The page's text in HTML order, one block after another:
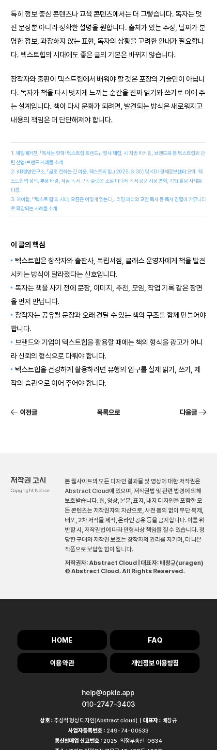
특히 정보 중심 콘텐츠나 교육 콘텐츠에서는 더 그렇습니다. 독자는 멋
진 문장뿐 아니라 정확한 설명을 원합니다. 출처가 있는 주장, 날짜가 분
명한 정보, 과장하지 않는 표현, 독자의 상황을 고려한 안내가 필요합니
다. 텍스트힙의 시대에도 좋은 글의 기본은 바뀌지 않습니다.
창작자와 출판이 텍스트힙에서 배워야 할 것은 포장의 기술만이 아닙니
다. 독자가 책을 다시 멋지게 느끼는 순간을 진짜 읽기와 쓰기로 이어 주
는 설계입니다. 책이 다시 문화가 되려면, 발견되는 방식은 새로워지고
내용의 책임은 더 단단해져야 합니다.
1: 제일매거진, 「독서는 핫해! 텍스트힙 트렌드」. 필사 체험, 시 처방 마케팅, 브랜드북 등 텍스트힙과 관
련 산업·브랜드 사례를 소개.
2: KB경영연구소, 「글로 전하는 긴 여운, 텍스트의 힘」(2025.6.30) 및 KDI 경제정보센터 요약. 텍
스트힙의 정의, 부상 배경, 서점·독서 구독 플랫폼·소셜 미디어·독서 용품 시장 변화, 기업 활용 사례를
다룸.
3: 헤이팝, 「‘텍스트 힙’의 시대, 요즘은 이렇게 읽는다」. 리딩 파티와 교환 독서 등 독서 경험이 커뮤니티
로 확장되는 사례를 소개.
이 글의 핵심
텍스트힙은 창작자와 출판사, 독립서점, 클래스 운영자에게 책을 발견
시키는 방식이 달라졌다는 신호입니다.
독자는 책을 사기 전에 문장, 이미지, 추천, 모임, 작업 기록 같은 장면
을 먼저 만납니다.
창작자는 공유될 문장과 오래 견딜 수 있는 책의 구조를 함께 만들어야
합니다.
브랜드와 기업이 텍스트힙을 활용할 때에는 책의 형식을 광고가 아니
라 신뢰의 형식으로 다뤄야 합니다.
텍스트힙을 건강하게 활용하려면 유행의 입구를 실제 읽기, 쓰기, 제
작의 습관으로 이어 주어야 합니다.
이전글 목록으로 다음글
저작권 고시
Copyright Notice
본 웹사이트의 모든 디자인 결과물 및 영상에 대한 저작권은
Abstract Cloud에 있으며, 저작권법 및 관련 법령에 의해
보호받습니다. 웹, 영상, 본문, 표지, 내지 디자인을 포함한 모
든 콘텐츠는 저작권자의 자산으로, 사전 동의 없이 무단 복제,
배포, 2차 저작물 제작, 온라인 공유 등을 금지합니다. 이를 위
반할 시, 저작권법에 따라 민형사상 책임을 질 수 있습니다. 정
당한 구매와 저작권 보호는 창작자의 권리를 지키며, 더 나은
작품으로 보답할 힘이 됩니다.
저작권자: Abstract Cloud | 대표자: 배창규(uragen)
© Abstract Cloud. All Rights Reserved.
HOME FAQ
이용 약관 개인정보 이용방침
help@opkle.app
010-2747-3403
상호 : 추상적 형상 디자인(Abstract cloud) |대표자 : 배창규
사업자등록번호 : 249-74-00533
통신판매업 신고번호 : 2025-의정부송산-0634